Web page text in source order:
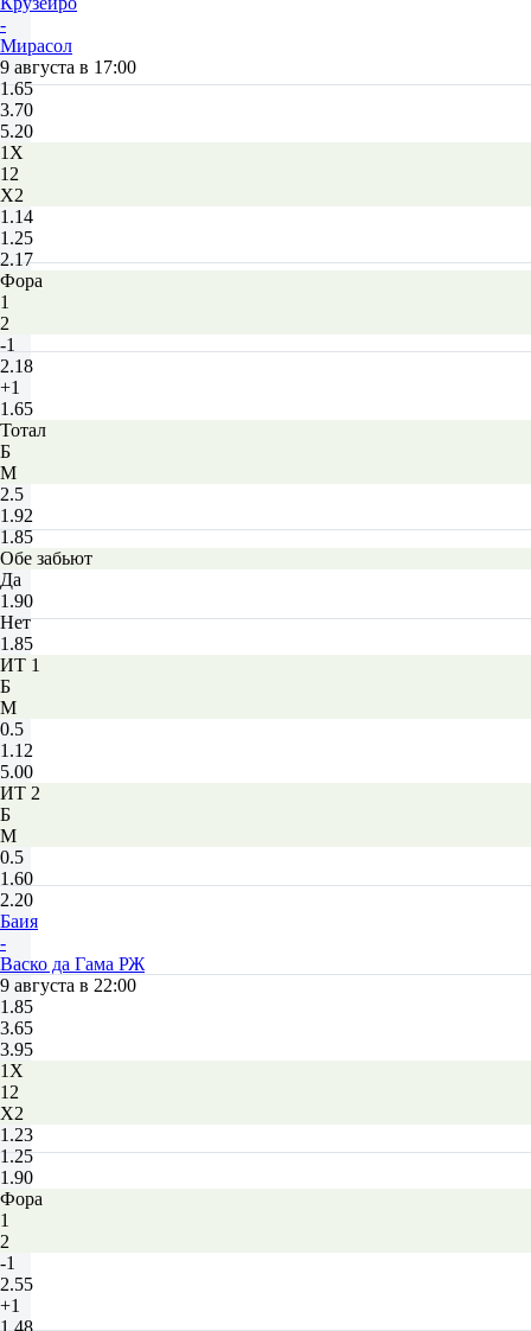
-
Мирасол
9 августа в 17:00
1.65
3.70
5.20
1X
12
X2
1.14
1.25
2.17
Фора
1
2
-1
2.18
+1
1.65
Тотал
Б
М
2.5
1.92
1.85
Обе забьют
Да
1.90
Нет
1.85
ИТ 1
Б
М
0.5
1.12
5.00
ИТ 2
Б
М
0.5
1.60
2.20
Баия
-
Васко да Гама РЖ
9 августа в 22:00
1.85
3.65
3.95
1X
12
X2
1.23
1.25
1.90
Фора
1
2
-1
2.55
+1
1.48